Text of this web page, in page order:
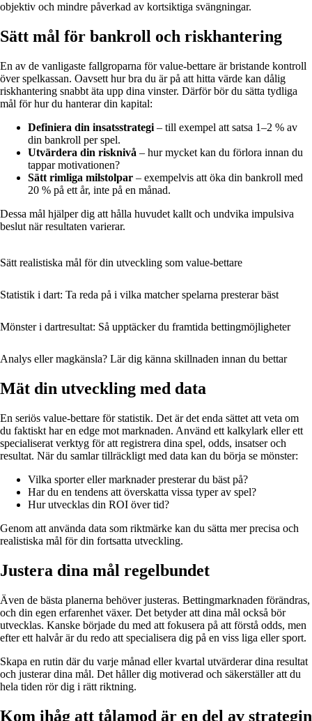
objektiv och mindre påverkad av kortsiktiga svängningar.
Sätt mål för bankroll och riskhantering
En av de vanligaste fallgroparna för value-bettare är bristande kontroll
över spelkassan. Oavsett hur bra du är på att hitta värde kan dålig
riskhantering snabbt äta upp dina vinster. Därför bör du sätta tydliga
mål för hur du hanterar din kapital:
Definiera din insatsstrategi – till exempel att satsa 1–2 % av
din bankroll per spel.
Utvärdera din risknivå – hur mycket kan du förlora innan du
tappar motivationen?
Sätt rimliga milstolpar – exempelvis att öka din bankroll med
20 % på ett år, inte på en månad.
Dessa mål hjälper dig att hålla huvudet kallt och undvika impulsiva
beslut när resultaten varierar.
Sätt realistiska mål för din utveckling som value-bettare
Statistik i dart: Ta reda på i vilka matcher spelarna presterar bäst
Mönster i dartresultat: Så upptäcker du framtida bettingmöjligheter
Analys eller magkänsla? Lär dig känna skillnaden innan du bettar
Mät din utveckling med data
En seriös value-bettare för statistik. Det är det enda sättet att veta om
du faktiskt har en edge mot marknaden. Använd ett kalkylark eller ett
specialiserat verktyg för att registrera dina spel, odds, insatser och
resultat. När du samlar tillräckligt med data kan du börja se mönster:
Vilka sporter eller marknader presterar du bäst på?
Har du en tendens att överskatta vissa typer av spel?
Hur utvecklas din ROI över tid?
Genom att använda data som riktmärke kan du sätta mer precisa och
realistiska mål för din fortsatta utveckling.
Justera dina mål regelbundet
Även de bästa planerna behöver justeras. Bettingmarknaden förändras,
och din egen erfarenhet växer. Det betyder att dina mål också bör
utvecklas. Kanske började du med att fokusera på att förstå odds, men
efter ett halvår är du redo att specialisera dig på en viss liga eller sport.
Skapa en rutin där du varje månad eller kvartal utvärderar dina resultat
och justerar dina mål. Det håller dig motiverad och säkerställer att du
hela tiden rör dig i rätt riktning.
Kom ihåg att tålamod är en del av strategin